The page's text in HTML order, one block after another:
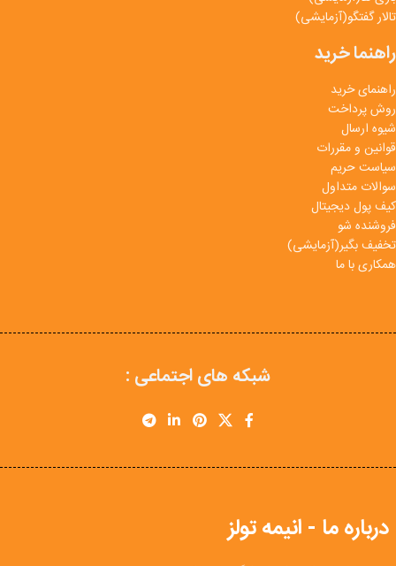
تالار گفتگو(آزمایشی)
راهنما خرید
راهنمای خرید
روش پرداخت
شیوه ارسال
قوانین و مقررات
سیاست حریم
سوالات متداول
کیف پول دیجیتال
فروشنده شو
تخفیف بگیر(آزمایشی)
همکاری با ما
شبکه های اجتماعی :
درباره ما - انیمه تولز